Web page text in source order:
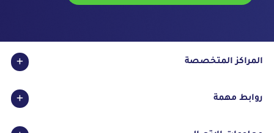
المراكز المتخصصة
مركز الجراحة بالروبوت
روابط مهمة